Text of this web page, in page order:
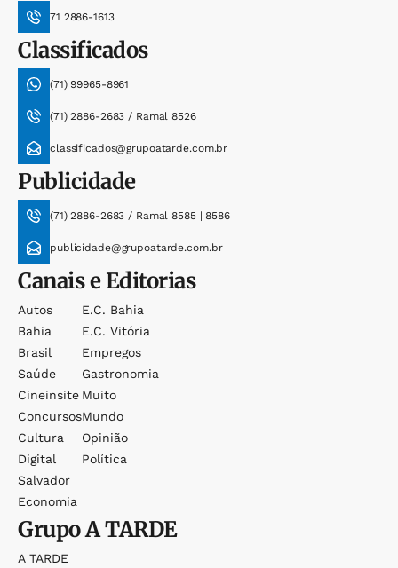
71 2886-1613
Classificados
(71) 99965-8961
(71) 2886-2683 / Ramal 8526
classificados@grupoatarde.com.br
Publicidade
(71) 2886-2683 / Ramal 8585 | 8586
publicidade@grupoatarde.com.br
Canais e Editorias
Autos
Bahia
Brasil
Saúde
Cineinsite
Concursos
Cultura
Digital
Salvador
Economia
E.c. Bahia
E.c. Vitória
Empregos
Gastronomia
Muito
Mundo
Opinião
Política
GrupoA TARDE
A TARDE